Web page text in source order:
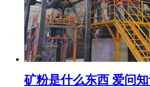
矿粉是什么东西 爱问知